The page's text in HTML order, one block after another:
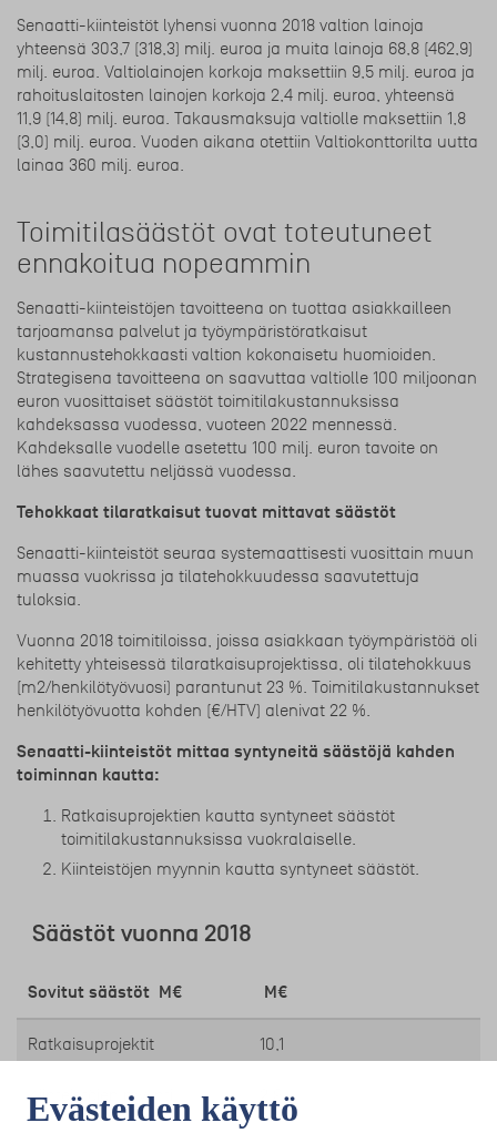
Evästeiden käyttö
Senaatti-kiinteistöt lyhensi vuonna 2018 valtion lainoja
yhteensä 303,7 (318,3) milj. euroa ja muita lainoja 68,8 (462,9)
milj. euroa. Valtiolainojen korkoja maksettiin 9,5 milj. euroa ja
rahoituslaitosten lainojen korkoja 2,4 milj. euroa, yhteensä
11,9 (14,8) milj. euroa. Takausmaksuja valtiolle maksettiin 1,8
(3,0) milj. euroa. Vuoden aikana otettiin Valtiokonttorilta uutta
lainaa 360 milj. euroa.
Toimitilasäästöt ovat toteutuneet
ennakoitua nopeammin
Senaatti-kiinteistöjen tavoitteena on tuottaa asiakkailleen
tarjoamansa palvelut ja työympäristöratkaisut
kustannustehokkaasti valtion kokonaisetu huomioiden.
Strategisena tavoitteena on saavuttaa valtiolle 100 miljoonan
euron vuosittaiset säästöt toimitilakustannuksissa
kahdeksassa vuodessa, vuoteen 2022 mennessä.
Kahdeksalle vuodelle asetettu 100 milj. euron tavoite on
lähes saavutettu neljässä vuodessa.
Tehokkaat tilaratkaisut tuovat mittavat säästöt
Senaatti-kiinteistöt seuraa systemaattisesti vuosittain muun
muassa vuokrissa ja tilatehokkuudessa saavutettuja
tuloksia.
Vuonna 2018 toimitiloissa, joissa asiakkaan työympäristöä oli
kehitetty yhteisessä tilaratkaisuprojektissa, oli tilatehokkuus
(m2/henkilötyövuosi) parantunut 23 %. Toimitilakustannukset
henkilötyövuotta kohden (€/HTV) alenivat 22 %.
Senaatti-kiinteistöt mittaa syntyneitä säästöjä kahden
toiminnan kautta:
Ratkaisuprojektien kautta syntyneet säästöt
toimitilakustannuksissa vuokralaiselle.
Kiinteistöjen myynnin kautta syntyneet säästöt.
Sovitut säästöt M€ M€
Säästöt vuonna 2018
Ratkaisuprojektit 10,1
Kiinteistöjen myynti